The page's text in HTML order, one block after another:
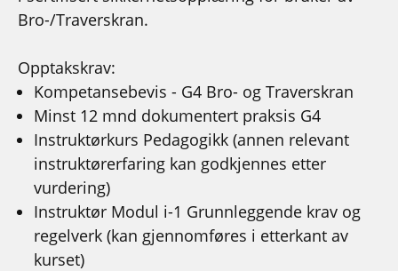
Bro-/Traverskran.
Opptakskrav:
Kompetansebevis - G4 Bro- og Traverskran
Minst 12 mnd dokumentert praksis G4
Instruktørkurs Pedagogikk (annen relevant
instruktørerfaring kan godkjennes etter
vurdering)
Instruktør Modul i-1 Grunnleggende krav og
regelverk (kan gjennomføres i etterkant av
kurset)